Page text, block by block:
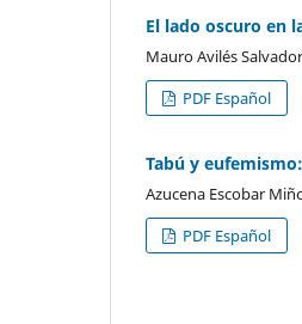
El lado oscuro en
Mauro Avilés Salvador
PDF Español
Tabú y
Azucena Escobar
PDF Español